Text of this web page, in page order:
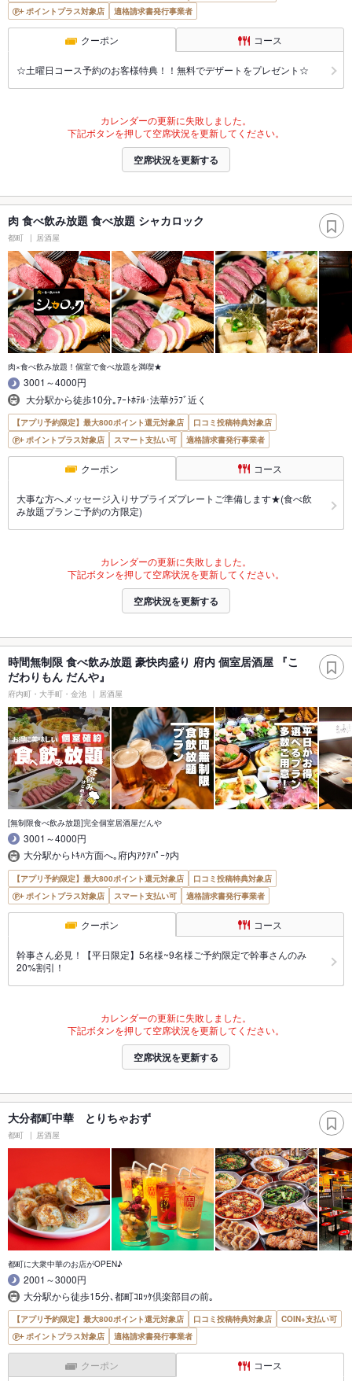
ポイントプラス対象店 適格請求書発行事業者
クーポン コース
☆土曜日コース予約のお客様特典！！無料でデザートをプレゼント☆
カレンダーの更新に失敗しました。
下記ボタンを押して空席状況を更新してください。
空席状況を更新する
肉 食べ飲み放題 食べ放題 シャカロック
都町 居酒屋
肉×食べ飲み放題！個室で食べ放題を満喫★
3001～4000円
大分駅から徒歩10分｡ｱｰﾄﾎﾃﾙ･法華ｸﾗﾌﾞ近く
【アプリ予約限定】最大800ポイント還元対象店
口コミ投稿特典対象店
ポイントプラス対象店
スマート支払い可 適格請求書発行事業者
クーポン コース
大事な方へメッセージ入りサプライズプレートご準備します★(食べ飲
み放題プランご予約の方限定)
カレンダーの更新に失敗しました。
下記ボタンを押して空席状況を更新してください。
空席状況を更新する
時間無制限 食べ飲み放題 豪快肉盛り 府内 個室居酒屋 『こ
だわりもん だんや』
府内町・大手町・金池 居酒屋
[無制限食べ飲み放題]完全個室居酒屋だんや
3001～4000円
大分駅からﾄｷﾊ方面へ｡府内ｱｸｱﾊﾟｰｸ内
【アプリ予約限定】最大800ポイント還元対象店
口コミ投稿特典対象店
ポイントプラス対象店
スマート支払い可 適格請求書発行事業者
クーポン コース
幹事さん必見！【平日限定】5名様~9名様ご予約限定で幹事さんのみ
20%割引！
カレンダーの更新に失敗しました。
下記ボタンを押して空席状況を更新してください。
空席状況を更新する
大分都町中華 とりちゃおず
都町 居酒屋
都町に大衆中華のお店がOPEN♪
2001～3000円
大分駅から徒歩15分､都町ｺﾛｯｹ倶楽部目の前｡
【アプリ予約限定】最大800ポイント還元対象店 口コミ投稿特典対象店
COIN+支払い可
ポイントプラス対象店
適格請求書発行事業者
クーポン コース